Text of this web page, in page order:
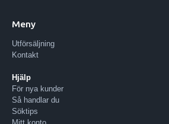
Meny
Utförsäljning
Kontakt
Hjälp
För nya kunder
Så handlar du
Söktips